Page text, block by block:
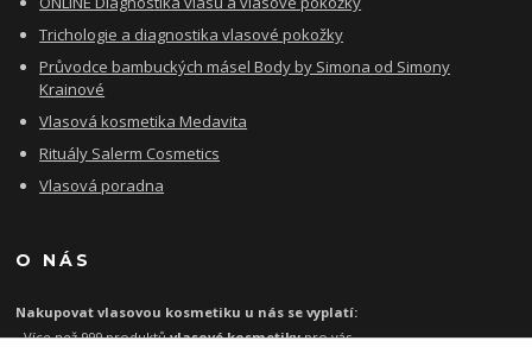
Trichologie a diagnostika vlasové pokožky
Průvodce bambuckých másel Body by Simona od Simony
Krainové
Vlasová kosmetika Medavita
Rituály Salerm Cosmetics
Vlasová poradna
O NÁS
Nakupovat vlasovou kosmetiku u nás se vyplatí:
- Více než 999 produktůvlasové kosmetikypro vás